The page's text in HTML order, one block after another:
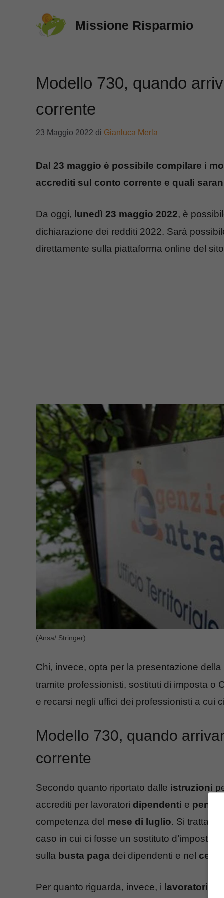
Missione Risparmio
Modello 730, quando
corrente
23 Maggio 2022 di Gianluca Merla
Dal 23 maggio è possibile compilare i
accrediti sul conto corrente e quali
Da oggi, lunedì 23 maggio 2022, è
dichiarazione dei redditi 2022. Sarà
direttamente sulla piattaforma online del
(Ansa/ Stringer)
Chi, invece, opta per la presentazione
tramite professionisti, sostituti di imposta o
e recarsi negli uffici dei professionisti a cui
Modello 730, quando
corrente
Secondo quanto riportato dalle istruzioni
accrediti per lavoratori dipendenti e
competenza del mese di luglio. Si tratta,
caso in cui ci fosse un sostituto d’imposta,
sulla busta paga dei dipendenti e nel
Per quanto riguarda, invece, i lavoratori